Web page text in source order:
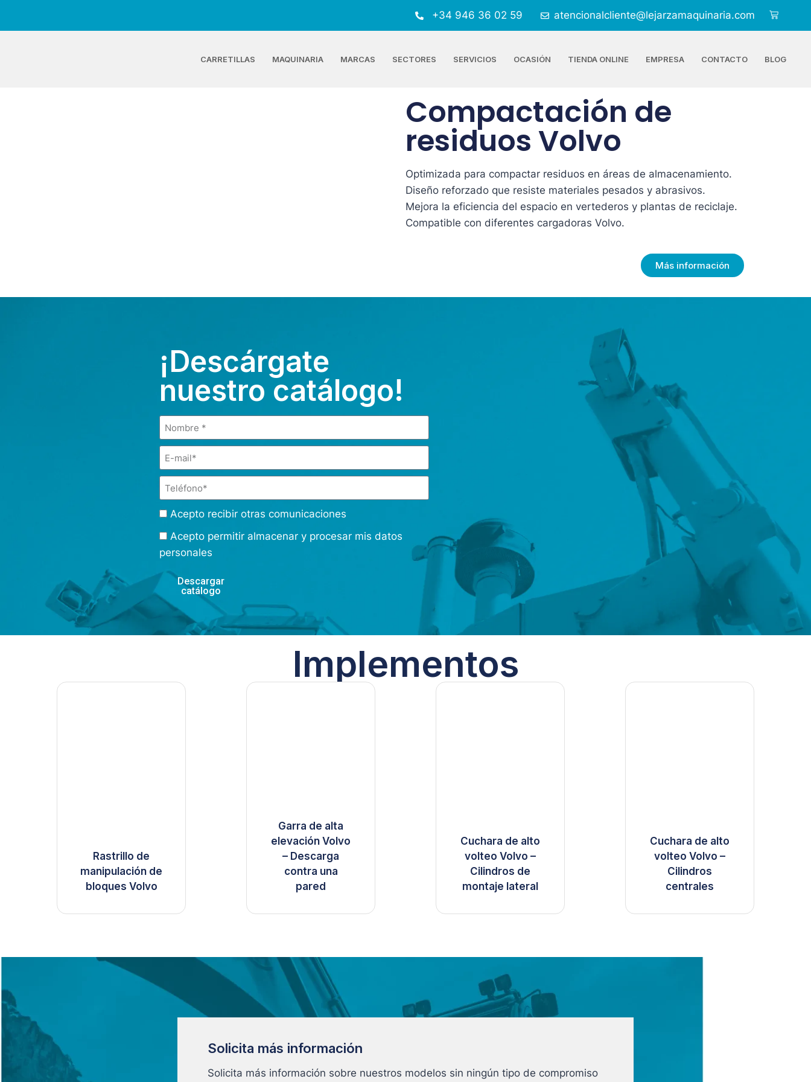
+34 946 36 02 59 atencionalcliente@lejarzamaquinaria.com
CARRETILLAS MAQUINARIA MARCAS SECTORES SERVICIOS OCASIÓN TIENDA ONLINE EMPRESA CONTACTO BLOG
Compactación de
residuos Volvo
Optimizada para compactar residuos en áreas de almacenamiento.
Diseño reforzado que resiste materiales pesados y abrasivos.
Mejora la eficiencia del espacio en vertederos y plantas de reciclaje.
Compatible con diferentes cargadoras Volvo.
Más información
¡Descárgate
nuestro catálogo!
Acepto recibir otras comunicaciones
Acepto permitir almacenar y procesar mis datos
personales
Descargar
catálogo
Implementos
Rastrillo de
manipulación de
bloques Volvo
Garra de alta
elevación Volvo
– Descarga
contra una
pared
Cuchara de alto
volteo Volvo –
Cilindros de
montaje lateral
Cuchara de alto
volteo Volvo –
Cilindros
centrales
Solicita más información
Solicita más información sobre nuestros modelos sin ningún tipo de compromiso